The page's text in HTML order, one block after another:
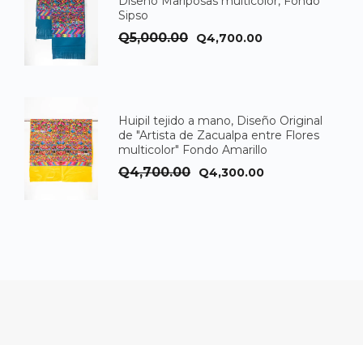
Sipso
Q5,000.00 El
Q5,000.00.
Q4,700.00El
Q4,700.00.
Huipil tejido a mano, Diseño Original
de "Artista de Zacualpa entre Flores
multicolor" Fondo Amarillo
Q4,700.00 El
Q4,300.00El